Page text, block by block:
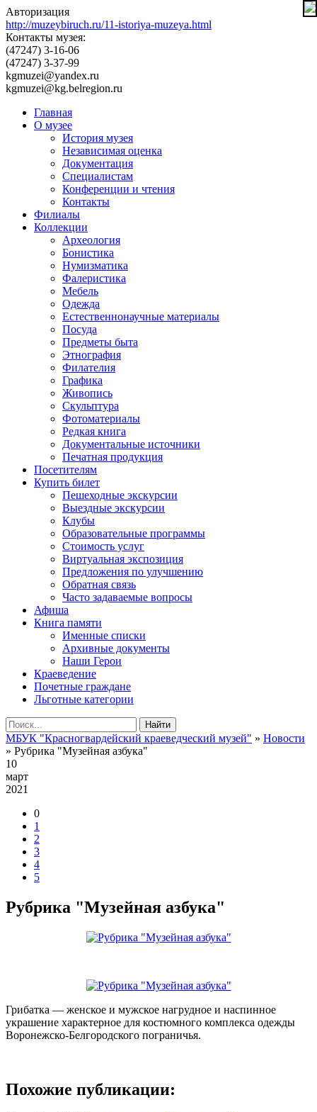
Авторизация
http://muzeybiruch.ru/11-istoriya-muzeya.html
Контакты музея:
(47247) 3-16-06
(47247) 3-37-99
kgmuzei@yandex.ru
kgmuzei@kg.belregion.ru
Главная
О музее
История музея
Независимая оценка
Документация
Специалистам
Конференции и чтения
Контакты
Филиалы
Коллекции
Археология
Бонистика
Нумизматика
Фалеристика
Мебель
Одежда
Естественнонаучные материалы
Посуда
Предметы быта
Этнография
Филателия
Графика
Живопись
Скульптура
Фотоматериалы
Редкая книга
Документальные источники
Печатная продукция
Посетителям
Купить билет
Пешеходные экскурсии
Выездные экскурсии
Клубы
Образовательные программы
Стоимость услуг
Виртуальная экспозиция
Предложения по улучшению
Обратная связь
Часто задаваемые вопросы
Афиша
Книга памяти
Именные списки
Архивные документы
Наши Герои
Краеведение
Почетные граждане
Льготные категории
Найти
МБУК "Красногвардейский краеведческий музей" » Новости
» Рубрика "Музейная азбука"
10
март
2021
0
1
2
3
4
5
Рубрика "Музейная азбука"
Грибатка — женское и мужское нагрудное и наспинное
украшение характерное для костюмного комплекса одежды
Воронежско-Белгородского пограничья.
Похожие публикации: